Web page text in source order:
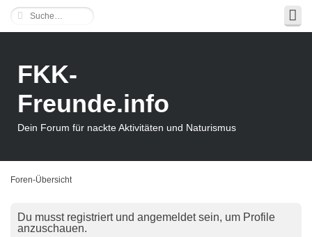
FKK-
Freunde.info
Dein Forum für nackte Aktivitäten und Naturismus
Foren-Übersicht
Du musst registriert und angemeldet sein, um Profile
anzuschauen.